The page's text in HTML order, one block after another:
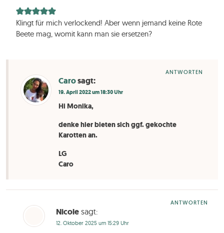
Klingt für mich verlockend! Aber wenn jemand keine Rote
Beete mag, womit kann man sie ersetzen?
Carosagt:
19. April 2022 um 18:30 Uhr
Hi Monika,
denke hier bieten sich ggf. gekochte
Karotten an.
LG
Caro
ANTWORTEN
Nicole sagt:
12. Oktober 2025 um 15:29 Uhr
ANTWORTEN